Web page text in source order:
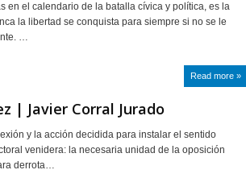
en el calendario de la batalla cívica y política, es la
la libertad se conquista para siempre si no se le
…
Read more »
| Javier Corral Jurado
y la acción decidida para instalar el sentido
venidera: la necesaria unidad de la oposición
derrota…